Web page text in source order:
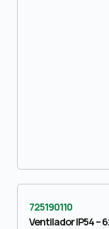
725190110
Ventilador IP54 –